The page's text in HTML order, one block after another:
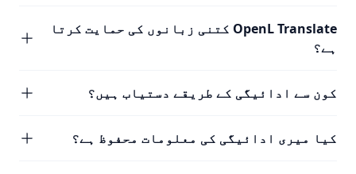
OpenL Translate کتنی زبانوں کی حمایت کرتا
ہے؟
کون سے ادائیگی کے طریقے دستیاب ہیں؟
کیا میری ادائیگی کی معلومات محفوظ ہے؟